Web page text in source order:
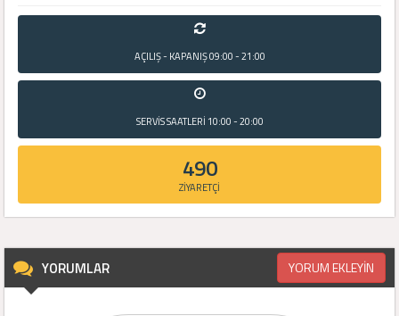
AÇILIŞ - KAPANIŞ09:00 - 21:00
SERVİS SAATLERİ 10:00 - 20:00
490
ZİYARETÇİ
YORUMLAR YORUM EKLEYİN